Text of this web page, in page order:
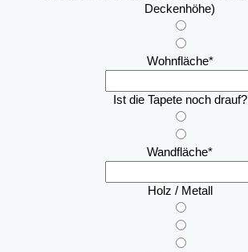
Deckenhöhe)
Wohnfläche*
Ist die Tapete noch drauf?
Wandfläche*
Holz / Metall